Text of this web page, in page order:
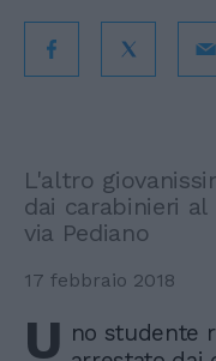
L'altro
dai carabinieri al
via Pediano
17 febbraio 2018
U no studente